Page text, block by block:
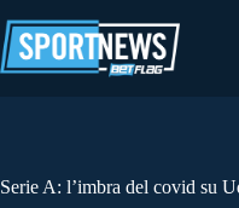
al
contenuto
Serie A: l’imbra del covid su